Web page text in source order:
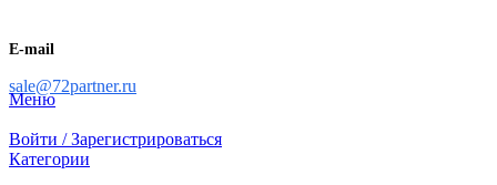
E-mail
sale@72partner.ru
Меню
Войти / Зарегистрироваться
Категории